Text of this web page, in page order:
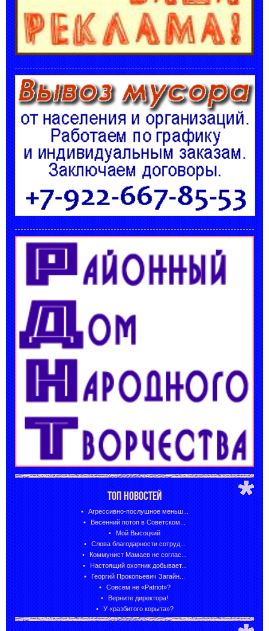
ТОП НОВОСТЕЙ
Агрессивно-послушное меньш...
Весенний потоп в Советском...
Мой Высоцкий
Слова благодарности сотруд...
Коммунист Мамаев не соглас...
Настоящий охотник добывает...
Георгий Прокопьевич Загайн...
Совсем не «Patriot»?
Верните директора!
У «разбитого корыта»?